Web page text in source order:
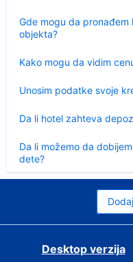
Gde mogu da
objekta?
Kako mogu da vidim
Unosim podatke svoje
Da li hotel zahteva
Da li možemo da
dete?
Desktop verzija